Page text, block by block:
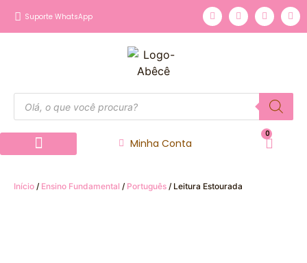
Suporte WhatsApp
Minha Conta
0
Início / Ensino Fundamental / Português / Leitura Estourada